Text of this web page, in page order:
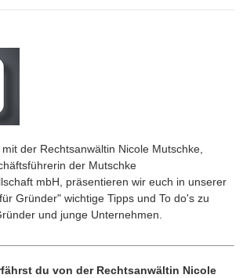
der Rechtsanwältin Nicole Mutschke,
der Mutschke
mbH , präsentieren wir euch in unserer
Gründer" wichtige Tipps und To do's zu
und junge Unternehmen.
du von der Rechtsanwältin Nicole